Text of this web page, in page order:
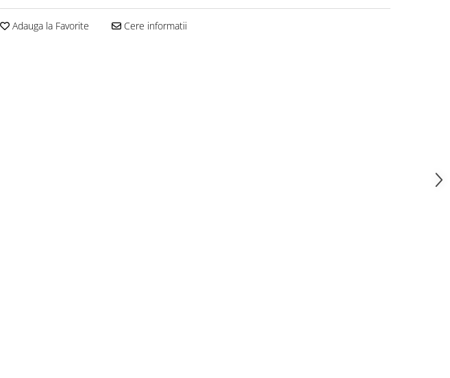
Adauga la Favorite Cere informatii